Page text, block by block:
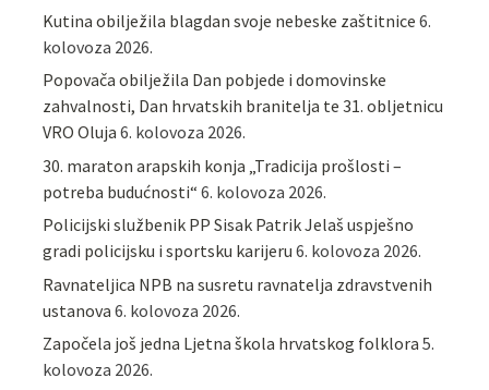
Kutina obilježila blagdan svoje nebeske zaštitnice 6.
kolovoza 2026.
Popovača obilježila Dan pobjede i domovinske
zahvalnosti, Dan hrvatskih branitelja te 31. obljetnicu
VRO Oluja 6. kolovoza 2026.
30. maraton arapskih konja „Tradicija prošlosti –
potreba budućnosti“ 6. kolovoza 2026.
Policijski službenik PP Sisak Patrik Jelaš uspješno
gradi policijsku i sportsku karijeru 6. kolovoza 2026.
Ravnateljica NPB na susretu ravnatelja zdravstvenih
ustanova 6. kolovoza 2026.
Započela još jedna Ljetna škola hrvatskog folklora 5.
kolovoza 2026.